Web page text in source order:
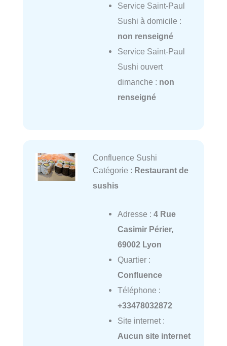
Service Saint-Paul
Sushi à domicile :
non renseigné
Service Saint-Paul
Sushi ouvert
dimanche : non
renseigné
Confluence Sushi
Catégorie : Restaurant de
sushis
Adresse : 4 Rue
Casimir Périer,
69002 Lyon
Quartier :
Confluence
Téléphone :
+33478032872
Site internet :
Aucun site internet